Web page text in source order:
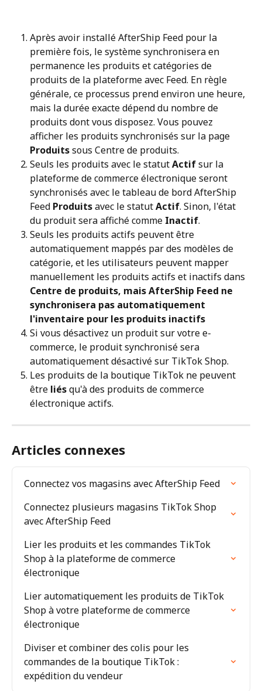
Après avoir installé AfterShip Feed pour la
première fois, le système synchronisera en
permanence les produits et catégories de
produits de la plateforme avec Feed. En règle
générale, ce processus prend environ une heure,
mais la durée exacte dépend du nombre de
produits dont vous disposez. Vous pouvez
afficher les produits synchronisés sur la page
Produits sous Centre de produits.
Seuls les produits avec le statut Actif sur la
plateforme de commerce électronique seront
synchronisés avec le tableau de bord AfterShip
Feed Produits avec le statut Actif. Sinon, l'état
du produit sera affiché comme Inactif.
Seuls les produits actifs peuvent être
automatiquement mappés par des modèles de
catégorie, et les utilisateurs peuvent mapper
manuellement les produits actifs et inactifs dans
Centre de produits, mais AfterShip Feed ne
synchronisera pas automatiquement
l'inventaire pour les produits inactifs
Si vous désactivez un produit sur votre e-
commerce, le produit synchronisé sera
automatiquement désactivé sur TikTok Shop.
Les produits de la boutique TikTok ne peuvent
être liés qu'à des produits de commerce
électronique actifs.
Articles connexes
Connectez vos magasins avec AfterShip Feed
Connectez plusieurs magasins TikTok Shop
avec AfterShip Feed
Lier les produits et les commandes TikTok
Shop à la plateforme de commerce
électronique
Lier automatiquement les produits de TikTok
Shop à votre plateforme de commerce
électronique
Diviser et combiner des colis pour les
commandes de la boutique TikTok :
expédition du vendeur